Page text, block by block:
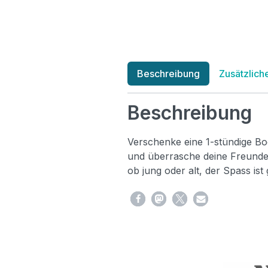
Beschreibung
Beschreibung
Verschenke eine 1-stündige
und überrasche deine
ob jung oder alt, der Spass ist